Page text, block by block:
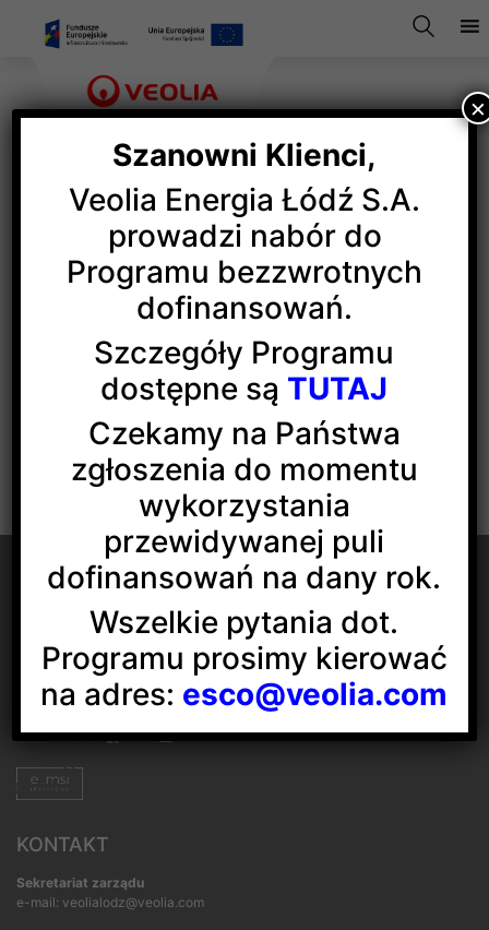
Paryż, zawsze Paryż
Pod tym tytułem w dniu 21 czerwca w teatrze
im. Stefana Jaracza w Łodzi odbyła się V Gala
Veolia Energia Łódź S.A.
ul. J.Andrzejewskiej 5
92-550 Łódź
Social media:
KONTAKT
Sekretariat zarządu
e-mail: veolialodz@veolia.com
Szanowni Klienci,
Veolia Energia Łódź S.A.
prowadzi nabór do
Programu bezzwrotnych
dofinansowań.
Szczegóły Programu
dostępne są TUTAJ
Czekamy na Państwa
zgłoszenia do momentu
wykorzystania
przewidywanej puli
dofinansowań na dany rok.
Wszelkie pytania dot.
Programu prosimy kierować
na adres: esco@veolia.com
×